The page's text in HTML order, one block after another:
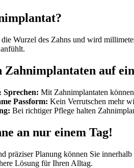
Wurzel des Zahns und wird
Zahnimplantaten auf
Sprechen: Mit Zahnimplantaten
Passform: Kein Verrutschen mehr
Bei richtiger Pflege halten
an nur einem Tag!
präziser Planung können Sie
Lösung für Ihren Alltag.